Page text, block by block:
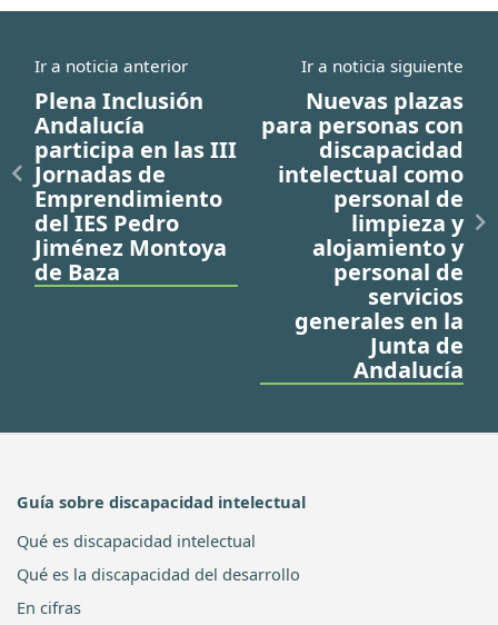
Ir a noticia anterior
Plena Inclusión
Andalucía
participa en las III
Jornadas de
Emprendimiento
del IES Pedro
Jiménez Montoya
de Baza
Ir a noticia siguiente
Nuevas plazas
para personas con
discapacidad
intelectual como
personal de
limpieza y
alojamiento y
personal de
servicios
generales en la
Junta de
Andalucía
Guía sobre discapacidad intelectual
Qué es discapacidad intelectual
Qué es la discapacidad del desarrollo
En cifras